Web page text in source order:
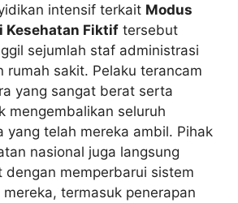
intensif terkait Modus
Kesehatan Fiktif tersebut
sejumlah staf administrasi
rumah sakit. Pelaku terancam
yang sangat berat serta
mengembalikan seluruh
yang telah mereka ambil. Pihak
nasional juga langsung
memperbarui sistem
termasuk penerapan